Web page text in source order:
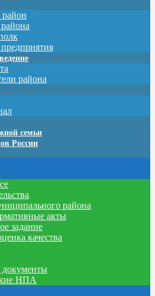
район
района
семьи
России
района
акты
задание
качества
НПА